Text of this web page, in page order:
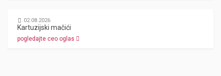
02.08.2026
Kartuzijski mačići
pogledajte ceo oglas